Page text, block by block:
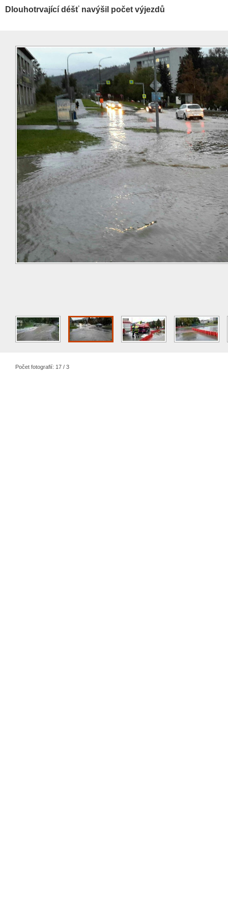
Dlouhotrvající déšť navýšil počet výjezdů
Počet fotografií: 17 / 3